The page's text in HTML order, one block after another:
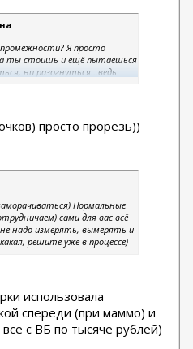
промежности? Я просто
ты стоишь и ещё пытаешься
ни разогнуться...ведь
просто прорезь))
Нормальные
сами для вас всё
надо измерять, вымерять и
решите уже в процессе)
использовала
спереди (при маммо) и
с ВБ по тысяче рублей)